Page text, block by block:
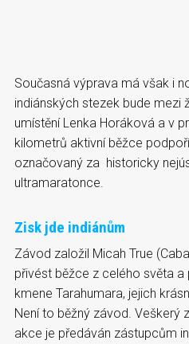
Současná výprava má však i
indiánských stezek bude mezi
umístění Lenka Horáková a v
kilometrů aktivní běžce
označovaný za historicky
ultramaratonce.
Zisk jde indiánům
Závod založil Micah True
přivést běžce z celého světa a
kmene Tarahumara, jejich
Není to běžný závod. Veškerý
akce je předáván zástupcům